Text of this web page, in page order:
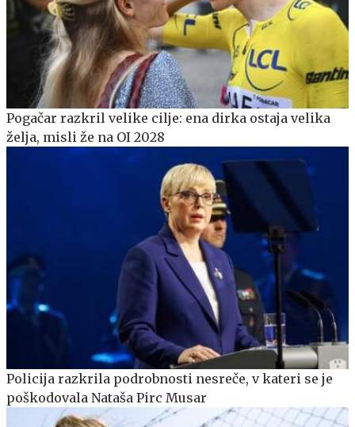
Pogačar razkril velike cilje: ena dirka ostaja velika
želja, misli že na OI 2028
Policija razkrila podrobnosti nesreče, v kateri se je
poškodovala Nataša Pirc Musar